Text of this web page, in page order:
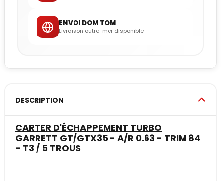
ENVOI DOM TOM
Livraison outre-mer disponible
DESCRIPTION
CARTER D'ÉCHAPPEMENT TURBO
GARRETT GT/GTX35 - A/R 0.63 - TRIM 84
- T3 / 5 TROUS